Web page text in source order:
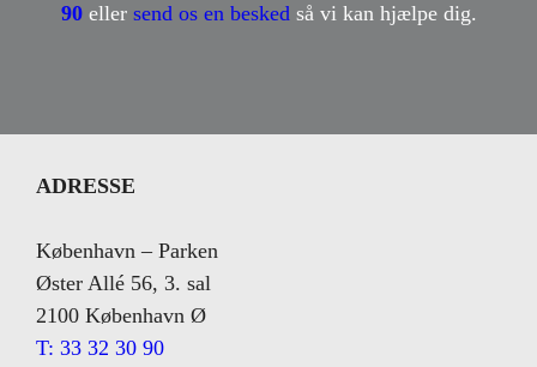
90eller send os en beskedså vi kan hjælpe dig.
ADRESSE
København – Parken
Øster Allé 56, 3. sal
2100 København Ø
T: 33 32 30 90